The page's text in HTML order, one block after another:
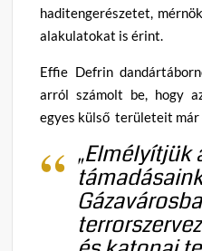
haditengerészetet,
alakulatokat is érint.
Effie Defrin
arról számolt be, hogy
egyes külső területeit
„Elmélyítjük